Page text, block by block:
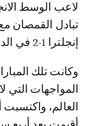
لاعب الوسط
تبادل القمصان
إنجلترا 1-2 في الدور ربع النهائي.
وكانت تلك
المواجهات
العالم، واكتسبت